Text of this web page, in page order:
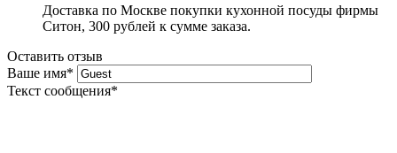
Доставка по Москве покупки кухонной посуды фирмы
Ситон, 300 рублей к сумме заказа.
Оставить отзыв
Ваше имя*
Текст сообщения*